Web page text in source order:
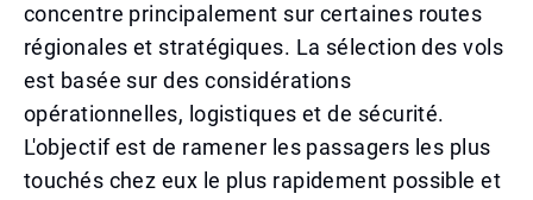
concentre principalement sur certaines routes
régionales et stratégiques. La sélection des vols
est basée sur des considérations
opérationnelles, logistiques et de sécurité.
L'objectif est de ramener les passagers les plus
touchés chez eux le plus rapidement possible et